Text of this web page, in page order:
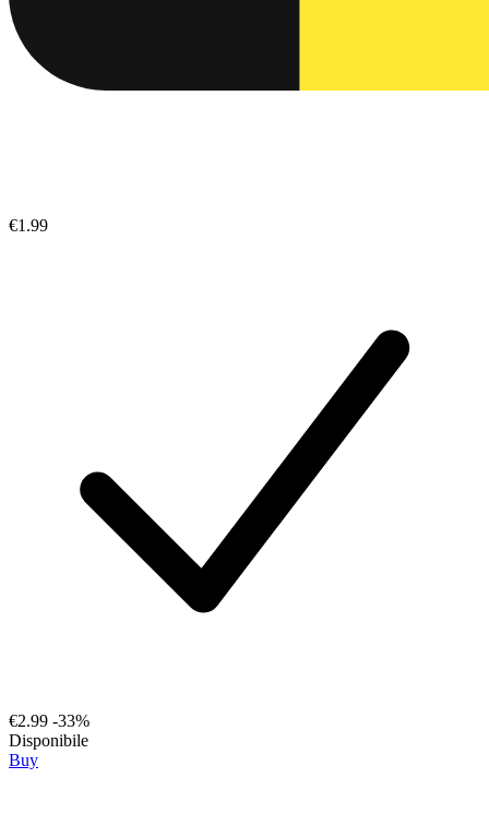
€1.99
€2.99 -33%
Disponibile
Buy